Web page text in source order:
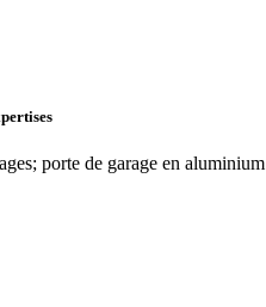
porte de garage en aluminium